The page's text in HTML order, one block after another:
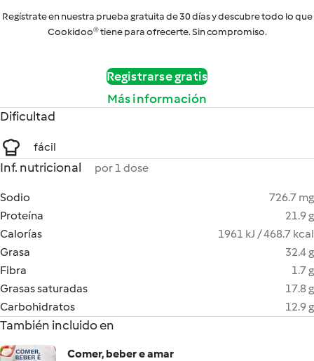
Regístrate en nuestra prueba gratuita de 30 días y descubre todo lo que
Cookidoo® tiene para ofrecerte. Sin compromiso.
Registrarse gratis
Más información
Dificultad
fácil
Inf. nutricional por 1 dose
Sodio
726.7 mg
Proteína
21.9 g
Calorías
1961 kJ / 468.7 kcal
Grasa
32.4 g
Fibra
1.7 g
Grasas saturadas
17.8 g
Carbohidratos
12.9 g
También incluido en
Comer, beber e amar